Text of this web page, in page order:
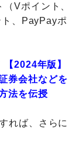
Vポイント、
、PayPayポ
2024年版】
券会社などを
法を伝授
れば、さらに